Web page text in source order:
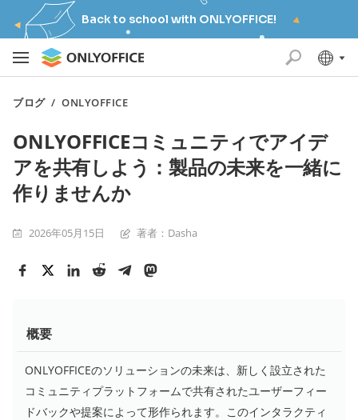
Back to school with ONLYOFFICE!
ブログ/ONLYOFFICE
ONLYOFFICEコミュニティでアイデ
アを共有しよう：製品の未来を一緒に
作りませんか
2026年05月15日 著者：Dasha
概要
ONLYOFFICEのソリューションの未来は、新しく設立された
コミュニティプラットフォームで共有されたユーザーフィー
ドバックや提案によって形作られます。このインタラクティ